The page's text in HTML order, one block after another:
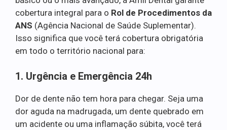
cobertura integral para o Rol de Procedimentos da
ANS (Agência Nacional de Saúde Suplementar).
Isso significa que você terá cobertura obrigatória
em todo o território nacional para:
1. Urgência e Emergência 24h
Dor de dente não tem hora para chegar. Seja uma
dor aguda na madrugada, um dente quebrado em
um acidente ou uma inflamação súbita, você terá